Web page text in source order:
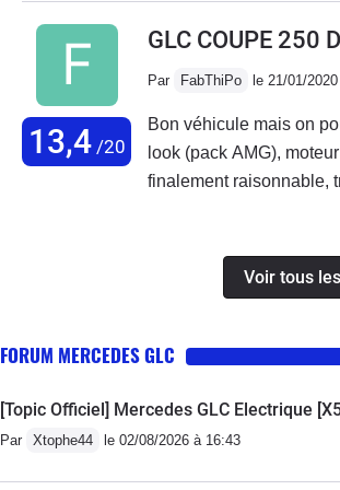
fois.Pas de CAR-Play
indispensable.Le coffre
(coupé) mais à un
confortablement 3 sans
aussi (4 pneus
13,4/20
GLC COUPE 250
Par FabThiPo le 21/01/2020
Bon véhicule mais on
look (pack AMG),
finalement raisonnable,
globalement trop
la trajectoire en
pouvait démonter le
Voir tous
FORUM MERCEDES GLC
[Topic Officiel] Mercedes GLC Electrique
Par Xtophe44 le 02/08/2026 à 16:43